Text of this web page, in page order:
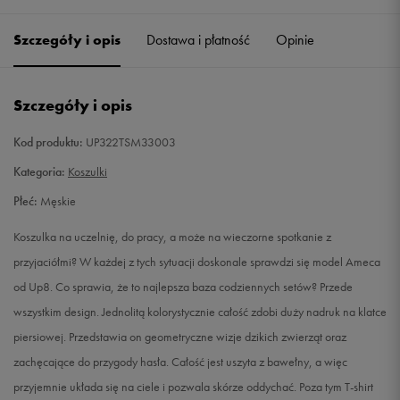
M Powiadom o dostępności
XXL Powiadom o dostępności
Szczegóły i opis Dostawa i płatność Opinie
Szczegóły i opis
Kod produktu: UP322TSM33003
Kategoria: Koszulki
Płeć: Męskie
Koszulka na uczelnię, do pracy, a może na wieczorne spotkanie z
przyjaciółmi? W każdej z tych sytuacji doskonale sprawdzi się model Ameca
od Up8. Co sprawia, że to najlepsza baza codziennych setów? Przede
wszystkim design. Jednolitą kolorystycznie całość zdobi duży nadruk na klatce
piersiowej. Przedstawia on geometryczne wizje dzikich zwierząt oraz
zachęcające do przygody hasła. Całość jest uszyta z bawełny, a więc
przyjemnie układa się na ciele i pozwala skórze oddychać. Poza tym T-shirt